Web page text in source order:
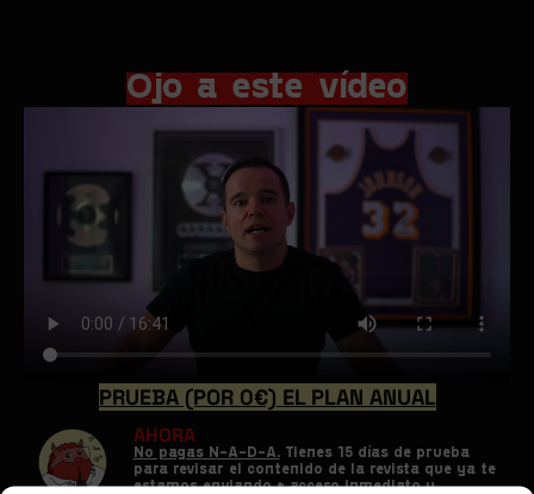
Ojo a este vídeo
PRUEBA (POR 0€) EL PLAN ANUAL
AHORA
No pagas N-A-D-A.Tienes 15 días de prueba
para revisar el contenido de la revista que ya te
estamos enviando + acceso inmediato y